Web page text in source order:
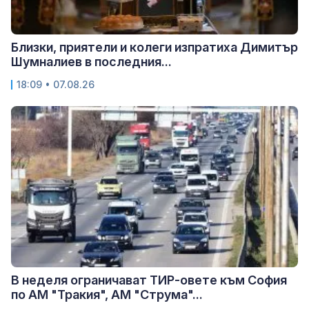
Близки, приятели и колеги изпратиха Димитър
Шумналиев в последния...
18:09 • 07.08.26
В неделя ограничават ТИР-овете към София
по АМ "Тракия", АМ "Струма"...